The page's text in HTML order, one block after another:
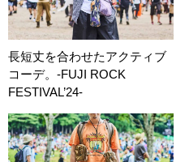
長短丈を合わせたアクティブ
コーデ。-FUJI ROCK
FESTIVAL’24-